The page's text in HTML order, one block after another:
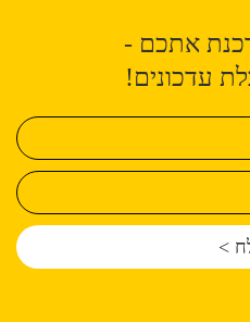
אתכם -
עדכונים!